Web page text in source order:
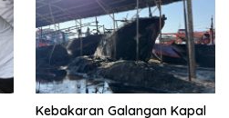
Kebakaran Galangan Kapal